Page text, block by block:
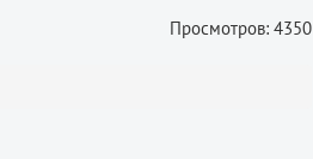
Просмотров: 4350